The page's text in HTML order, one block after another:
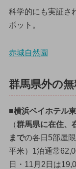
科学的にも実証さ
ポット。
赤城自然園
群馬県外の無
■横浜ベイホテル
（群馬県に在住、
までの各日5部屋
平米）1泊通常
日・11月2日は